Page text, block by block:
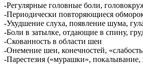
-Регулярные головные боли,
-Периодически повторяющиеся
-Ухудшение слуха, появление шума,
-Боли в затылке, отдающие в спину,
-Скованность в области шеи
-Онемение шеи, конечностей,
-Парестезия («мурашки»,